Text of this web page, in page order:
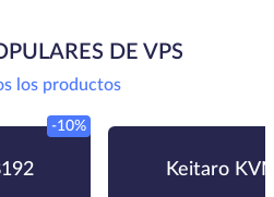
DE VPS
los productos
-10%
Keitaro